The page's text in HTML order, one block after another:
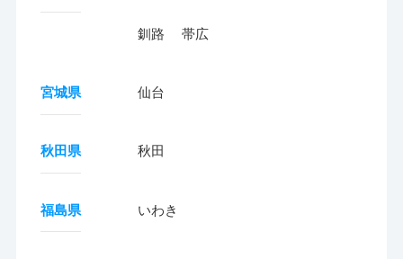
釧路 帯広
宮城県 仙台
秋田県 秋田
福島県 いわき